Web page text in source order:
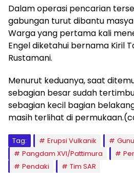
Dalam operasi pencarian
gabungan turut dibantu
Warga yang pertama kali
Engel diketahui bernama Kiril
Rustamani.
Menurut keduanya, saat
sebagian besar sudah
sebagian kecil bagian
masih terlihat di
Tag: Erupsi Vulkanik
Pangdam XVI/Pattimura
Pendaki
Tim SAR